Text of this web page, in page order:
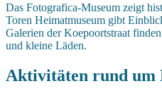
Das Fotografica-Museum zeigt
Toren Heimatmuseum gibt
Galerien der Koepoortstraat
und kleine Läden.
Aktivitäten rund um